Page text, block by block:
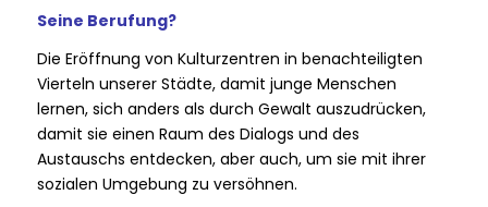
Seine Berufung?
Die Eröffnung von Kulturzentren in benachteiligten
Vierteln unserer Städte, damit junge Menschen
lernen, sich anders als durch Gewalt auszudrücken,
damit sie einen Raum des Dialogs und des
Austauschs entdecken, aber auch, um sie mit ihrer
sozialen Umgebung zu versöhnen.